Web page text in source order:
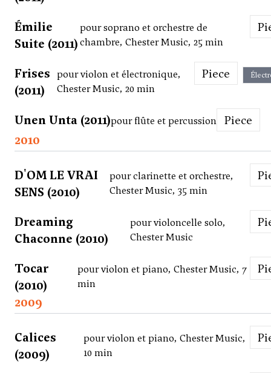
Émilie
Suite (2011)
pour soprano et orchestre de
chambre, Chester Music, 25 min
Frises
(2011)
pour violon et électronique,
Chester Music, 20 min
Piece
Unen Unta (2011)pour flûte et percussion
Piece
2010
D'OM LE VRAI
SENS (2010)
pour clarinette et orchestre,
Chester Music, 35 min
Dreaming
Chaconne (2010)
pour violoncelle solo,
Chester Music
Tocar
(2010)
pour violon et piano, Chester Music, 7
min
2009
Calices
(2009)
pour violon et piano, Chester Music,
10 min